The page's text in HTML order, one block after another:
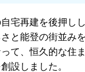
宅再建を後押し
と能登の街並み
て、恒久的な住
設しました。